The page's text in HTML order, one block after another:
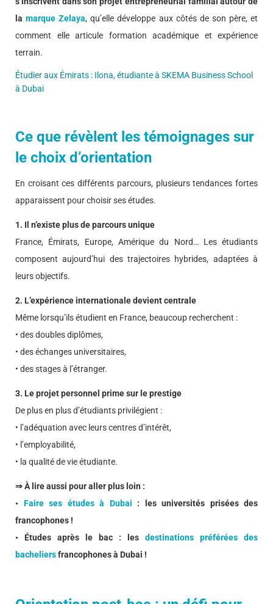
lamarque Zelaya, qu’elle développe aux côtés de son père, et
comment elle articule formation académique et expérience
terrain.
Étudier aux Émirats : Ilona, étudiante à SKEMA Business School
à Dubai
Ce que révèlent les témoignages sur
le choix d’orientation
En croisant ces différents parcours, plusieurs tendances fortes
apparaissent pour choisir ses études.
1. Il n’existe plus de parcours unique
France, Émirats, Europe, Amérique du Nord… Les étudiants
composent aujourd’hui des trajectoires hybrides, adaptées à
leurs objectifs.
2. L’expérience internationale devient centrale
Même lorsqu’ils étudient en France, beaucoup recherchent :
• des doubles diplômes,
• des échanges universitaires,
• des stages à l’étranger.
3. Le projet personnel prime sur le prestige
De plus en plus d’étudiants privilégient :
• l’adéquation avec leurs centres d’intérêt,
• l’employabilité,
• la qualité de vie étudiante.
⇒ À lire aussi pour aller plus loin :
• Faire ses études à Dubai : les universités prisées des
francophones !
• Études après le bac : les destinations préférées des
bacheliersfrancophones à Dubai !